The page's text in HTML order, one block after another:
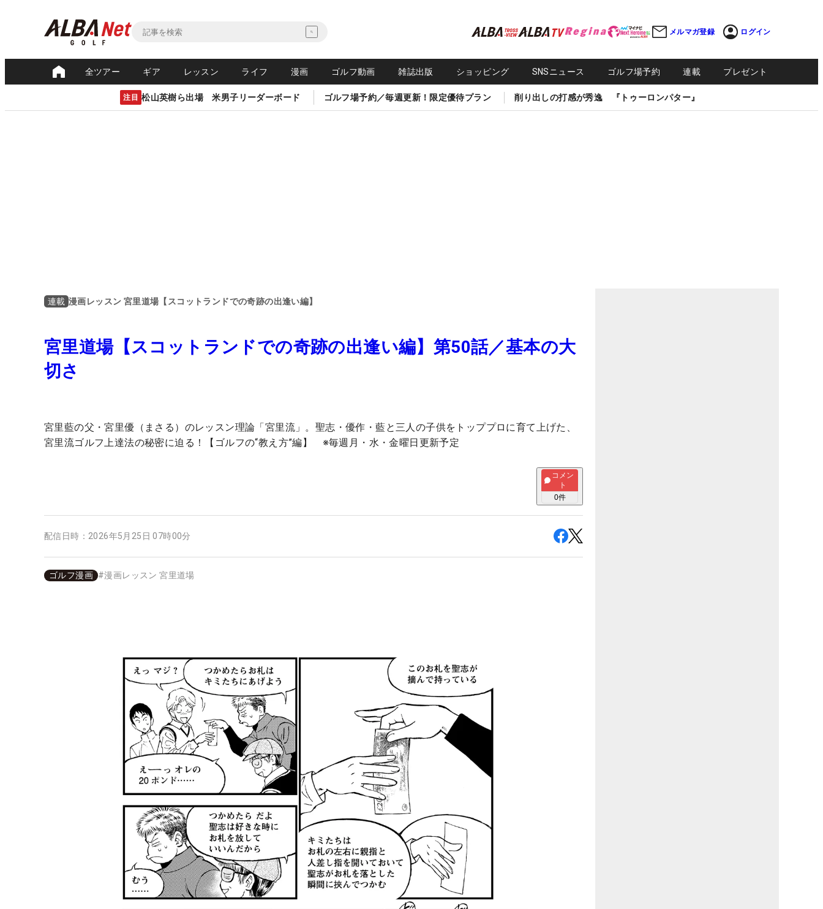
メルマガ登録 ログイン
全ツアー ギア レッスン ライフ 漫画 ゴルフ動画 雑誌出版 ショッピング SNSニュース ゴルフ場予約 連載 プレゼント
注目 松山英樹ら出場 米男子リーダーボード ゴルフ場予約／毎週更新！限定優待プラン 削り出しの打感が秀逸 『トゥーロンパター』
連載 漫画レッスン 宮里道場【スコットランドでの奇跡の出逢い編】
宮里道場【スコットランドでの奇跡の出逢い編】第50話／基本の大
切さ
宮里藍の父・宮里優（まさる）のレッスン理論「宮里流」。聖志・優作・藍と三人の子供をトッププロに育て上げた、
宮里流ゴルフ上達法の秘密に迫る！【ゴルフの“教え方”編】 ※毎週月・水・金曜日更新予定
コメン
ト
0件
配信日時： 2026年5月25日 07時00分
ゴルフ漫画 #漫画レッスン 宮里道場